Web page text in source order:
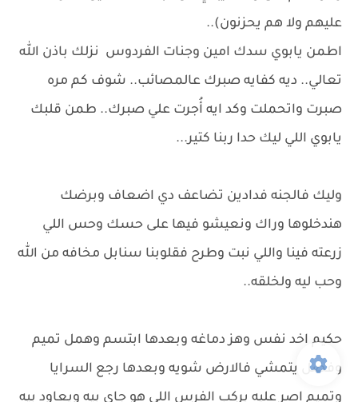
عليهم ولا هم يحزنون)..
اطمن يابوي سدك امين وجنات الفردوس نزلك باذن الله
تعالي.. ديه كفايه صبرك عالمصائب.. شوف كم مره
صبرت واتحملت وكد ايه أُجرت علي صبرك.. طمن قلبك
يابوي اللي ليك حدا ربنا كتير...
وليك فالجنه فدادين تضاعف دي اضعاف وبرضك
هندخلوها وراك ونعيشو فيها على حسك وحس اللي
زرعته فينا واللي نبت وطرح فقلوبنا سنابل مخافه من الله
وحب ليه ولخلقه..
حكيم اخد نفس وهز دماغه وبعدها ابتسم وهمل تميم
وفضل يتمشي فالارض شويه وبعدها رجع السرايا
وتميم اصر عليه يركب الفرس اللي هو جاي بيه ويعاود بيه